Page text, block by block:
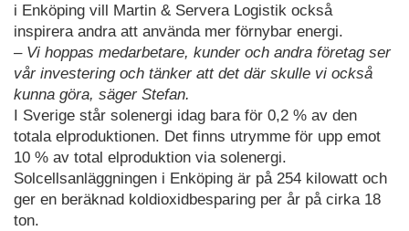
i Enköping vill Martin & Servera Logistik också
inspirera andra att använda mer förnybar energi.
– Vi hoppas medarbetare, kunder och andra företag ser
vår investering och tänker att det där skulle vi också
kunna göra, säger Stefan.
I Sverige står solenergi idag bara för 0,2 % av den
totala elproduktionen. Det finns utrymme för upp emot
10 % av total elproduktion via solenergi.
Solcellsanläggningen i Enköping är på 254 kilowatt och
ger en beräknad koldioxidbesparing per år på cirka 18
ton.